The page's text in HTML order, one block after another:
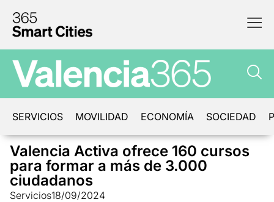
SERVICIOS MOVILIDAD ECONOMÍA SOCIEDAD
Valencia Activa ofrece 160 cursos
para formar a más de 3.000
ciudadanos
Servicios18/09/2024